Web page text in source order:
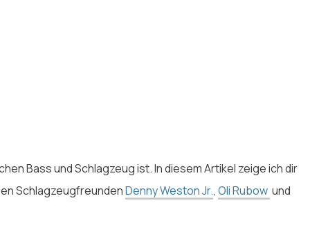
Bass und Schlagzeug ist. In diesem Artikel zeige ich dir
SchlagzeugfreundenDenny Weston Jr., Oli Rubow und